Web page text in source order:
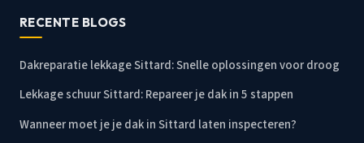
RECENTE BLOGS
Dakreparatie lekkage Sittard: Snelle oplossingen voor droog
Lekkage schuur Sittard: Repareer je dak in 5 stappen
Wanneer moet je je dak in Sittard laten inspecteren?